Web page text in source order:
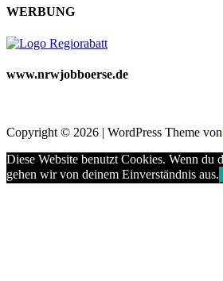
WERBUNG
www.nrwjobboerse.de
Copyright © 2026 | WordPress Theme von
Diese Website benutzt Cookies. Wenn du
gehen wir von deinem Einverständnis aus.